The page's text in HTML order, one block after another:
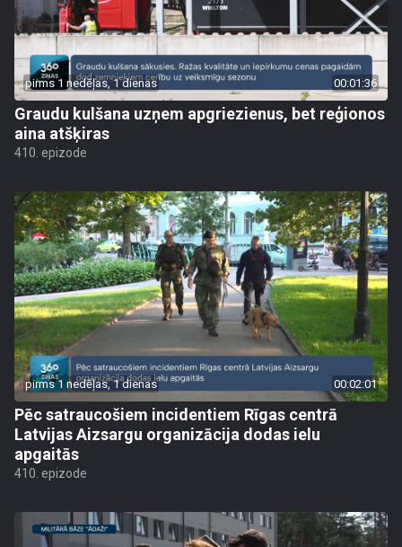
pirms 1 nedēļas, 1 dienas 00:01:36
Graudu kulšana uzņem apgriezienus, bet reģionos
aina atšķiras
410. epizode
pirms 1 nedēļas, 1 dienas 00:02:01
Pēc satraucošiem incidentiem Rīgas centrā
Latvijas Aizsargu organizācija dodas ielu
apgaitās
410. epizode